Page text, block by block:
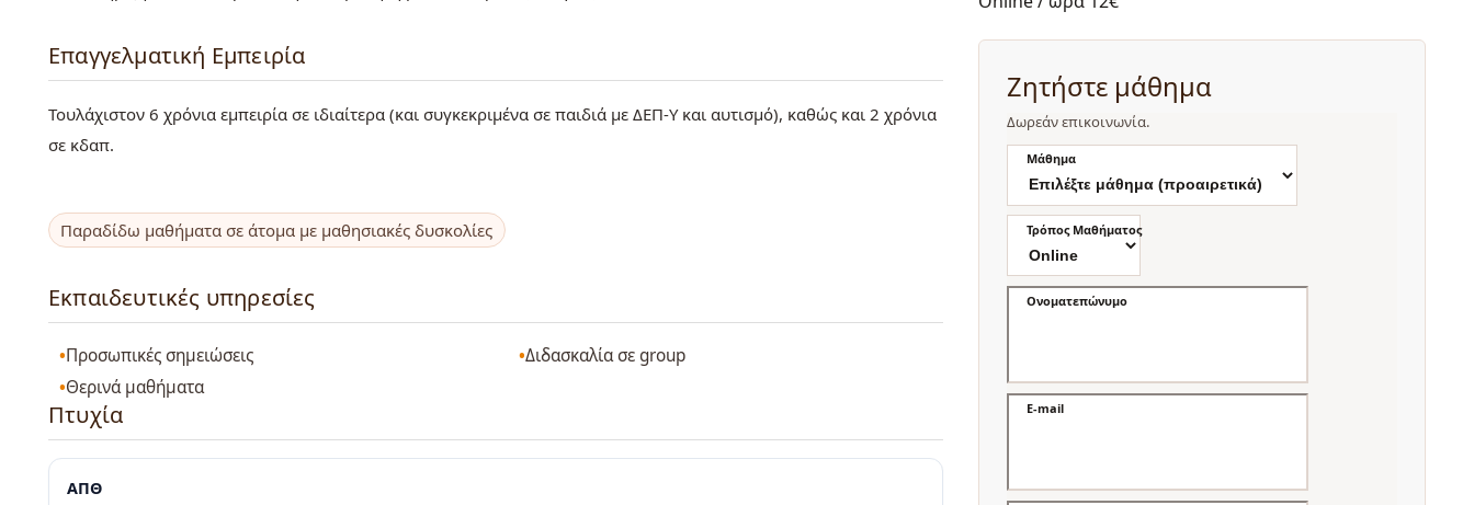
Επαγγελματική Εμπειρία
Τουλάχιστον 6 χρόνια εμπειρία σε ιδιαίτερα (και συγκεκριμένα σε παιδιά με ΔΕΠ-Υ και αυτισμό), καθώς και 2 χρόνια
σε κδαπ.
Παραδίδω μαθήματα σε άτομα με μαθησιακές δυσκολίες
Εκπαιδευτικές υπηρεσίες
Προσωπικές σημειώσεις
Διδασκαλία σε group
Θερινά μαθήματα
Πτυχία
ΑΠΘ
Ζητήστε μάθημα
Δωρεάν επικοινωνία.
Μάθημα
Τρόπος Μαθήματος
Ονοματεπώνυμο
E-mail